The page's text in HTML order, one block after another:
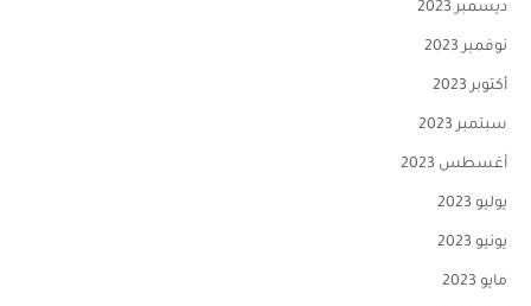
ديسمبر 2023
نوفمبر 2023
أكتوبر 2023
سبتمبر 2023
أغسطس 2023
يوليو 2023
يونيو 2023
مايو 2023